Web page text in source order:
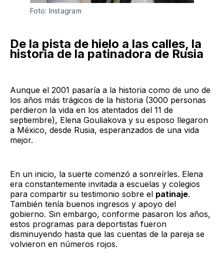
Foto: Instagram
De la pista de hielo a las calles, la
historia de la patinadora de Rusia
Aunque el 2001 pasaría a la historia como de uno de
los años más trágicos de la historia (3000 personas
perdieron la vida en los atentados del 11 de
septiembre), Elena Gouliakova y su esposo llegaron
a México, desde Rusia, esperanzados de una vida
mejor.
En un inicio, la suerte comenzó a sonreírles. Elena
era constantemente invitada a escuelas y colegios
para compartir su testimonio sobre el patinaje.
También tenía buenos ingresos y apoyo del
gobierno. Sin embargo, conforme pasaron los años,
estos programas para deportistas fueron
disminuyendo hasta que las cuentas de la pareja se
volvieron en números rojos.